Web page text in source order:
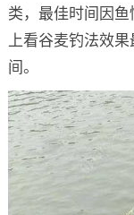
类，最佳时间因
上看谷麦钓法效
间。